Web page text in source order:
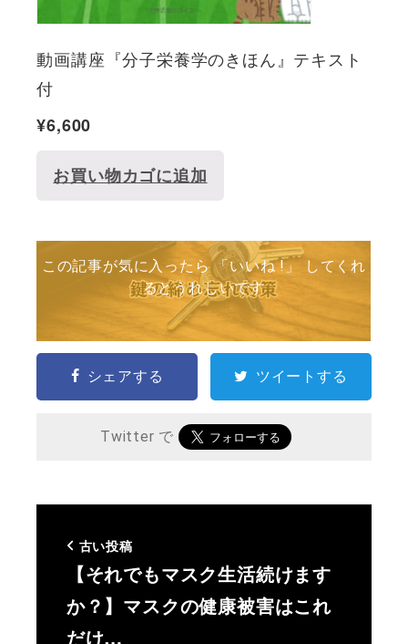
動画講座『分子栄養学のきほん』テキスト
付
¥6,600
お買い物カゴに追加
この記事が気に入ったら 「いいね !」 してくれ
るとうれしいです
シェアする ツイートする
Twitter で
古い投稿
【それでもマスク生活続けます
か？】マスクの健康被害はこれ
だけ…